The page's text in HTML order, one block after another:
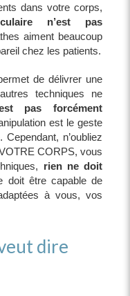
dans votre corps,
n’est pas
aiment beaucoup
chez les patients.
de délivrer une
techniques ne
pas forcément
est le geste
n’oubliez
CORPS, vous
rien ne doit
doit être capable de
à vous, vos
dire